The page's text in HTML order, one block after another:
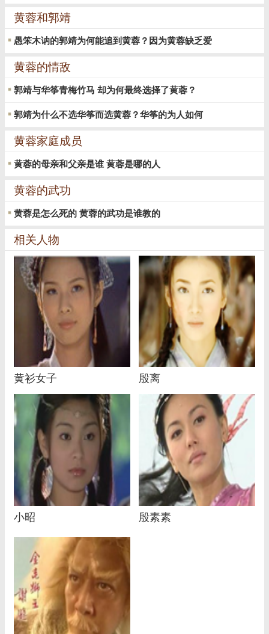
黄蓉和郭靖
愚笨木讷的郭靖为何能追到黄蓉？因为黄蓉缺乏爱
黄蓉的情敌
郭靖与华筝青梅竹马 却为何最终选择了黄蓉？
郭靖为什么不选华筝而选黄蓉？华筝的为人如何
黄蓉家庭成员
黄蓉的母亲和父亲是谁 黄蓉是哪的人
黄蓉的武功
黄蓉是怎么死的 黄蓉的武功是谁教的
相关人物
黄衫女子 殷离
小昭 殷素素